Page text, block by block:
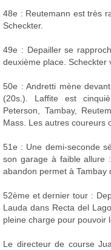
48e : Reutemann est très
Scheckter.
49e : Depailler se
deuxième place. Scheckter
50e : Andretti mène
(20s.). Laffite est
Peterson, Tambay,
Mass. Les autres coureurs
51e : Une demi-seconde
son garage à faible allure
abandon permet à Tambay
52ème et dernier tour :
Lauda dans Recta del
pleine charge pour pouvoir
Le directeur de course